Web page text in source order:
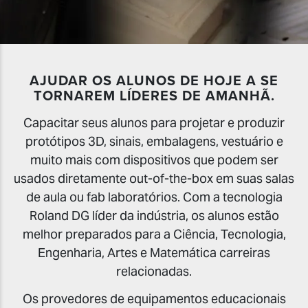
AJUDAR OS ALUNOS DE HOJE A SE
TORNAREM LÍDERES DE AMANHÃ.
Capacitar seus alunos para projetar e produzir
protótipos 3D, sinais, embalagens, vestuário e
muito mais com dispositivos que podem ser
usados diretamente out-of-the-box em suas salas
de aula ou fab laboratórios. Com a tecnologia
Roland DG líder da indústria, os alunos estão
melhor preparados para a Ciência, Tecnologia,
Engenharia, Artes e Matemática carreiras
relacionadas.
Os provedores de equipamentos educacionais